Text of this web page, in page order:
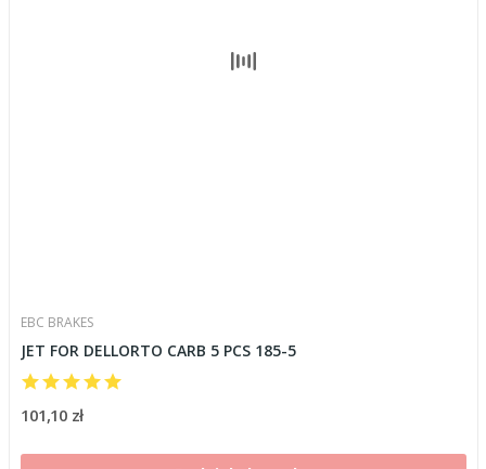
EBC BRAKES
JET FOR DELLORTO CARB 5 PCS 185-5
101,10 zł